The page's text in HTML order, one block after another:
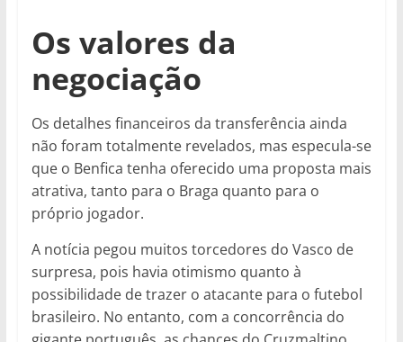
Os valores da
negociação
Os detalhes financeiros da transferência ainda
não foram totalmente revelados, mas especula-se
que o Benfica tenha oferecido uma proposta mais
atrativa, tanto para o Braga quanto para o
próprio jogador.
A notícia pegou muitos torcedores do Vasco de
surpresa, pois havia otimismo quanto à
possibilidade de trazer o atacante para o futebol
brasileiro. No entanto, com a concorrência do